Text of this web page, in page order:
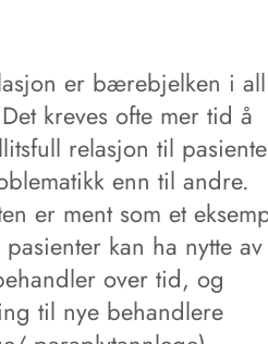
er bærebjelken i all
kreves ofte mer tid å
relasjon til
enn til andre.
er ment som et
kan ha nytte
over tid, og
til nye behandlere